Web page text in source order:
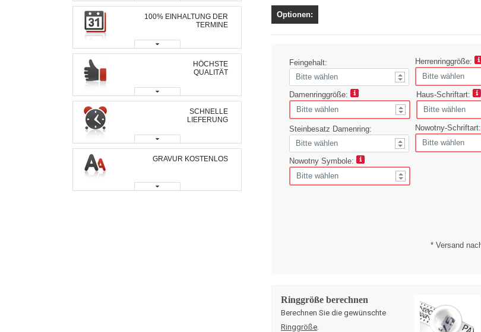
Optionen:
Feingehalt: Herrenringgröße:
Damenringgröße: Haus-Schriftart:
Steinbesatz Damenring: Nowotny-Schriftart:
Nowotny Symbole:
* Versand
Ringgröße berechnen
Berechnen Sie die gewünschte
Ringgröße
100% EINHALTUNG DER
TERMINE
HÖCHSTE
QUALITÄT
SCHNELLE
LIEFERUNG
GRAVUR KOSTENLOS